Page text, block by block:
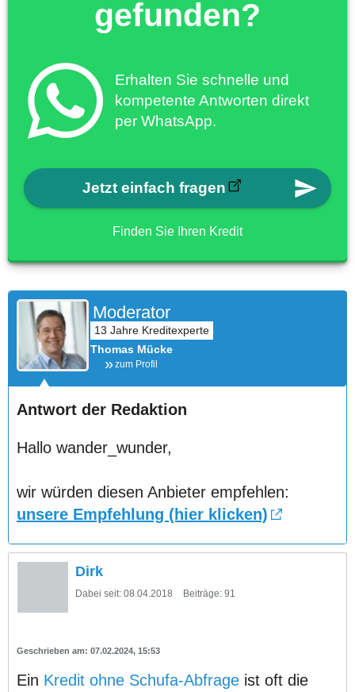
gefunden?
Erhalten Sie schnelle und
kompetente Antworten direkt
per WhatsApp.
Jetzt einfach fragen
Finden Sie Ihren Kredit
Moderator
Thomas Mücke
zum Profil
Antwort der Redaktion
Hallo wander_wunder,
wir würden diesen Anbieter empfehlen:
unsere Empfehlung (hier klicken)
Dirk
Dabei seit: 08.04.2018 Beiträge: 91
07.02.2024, 15:53
Ein Kredit ohne Schufa-Abfrage ist oft die